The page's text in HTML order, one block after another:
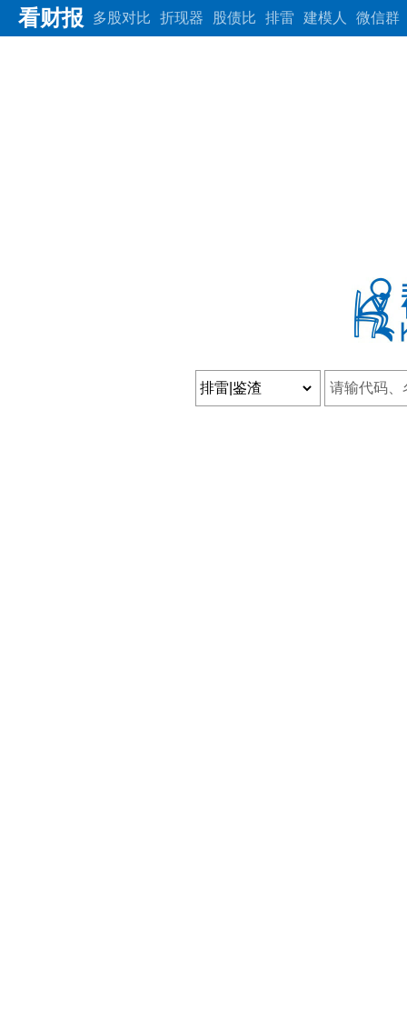
看财报 多股对比 折现器 股债比 排雷 建模人 微信群